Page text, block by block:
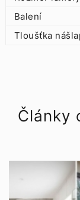
Balení
Tloušťka
Články